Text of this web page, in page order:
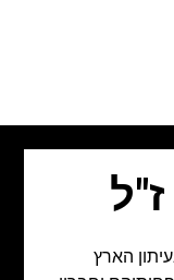
הארץ